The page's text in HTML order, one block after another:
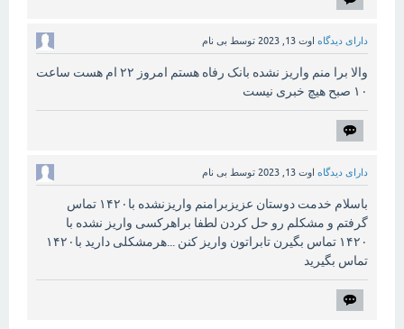
دارای دیدگاه اوت 13, 2023 توسط بی نام
والا برا منم واریز نشده بانک رفاه هستم امروز ۲۲ ام هست ساعت
۱۰ صبح هیچ خبری نیست
دارای دیدگاه اوت 13, 2023 توسط بی نام
باسلام خدمت دوستان عزیزبرامنم واریزنشده با۱۴۲۰ تماس
گرفتم و مشکلم رو حل کردن لطفا براهرکسی واریز نشده با
۱۴۲۰ تماس بگیرن تابراتون واریز کنن ...هرمشکلی دارید با۱۴۲۰
تماس بگیرید